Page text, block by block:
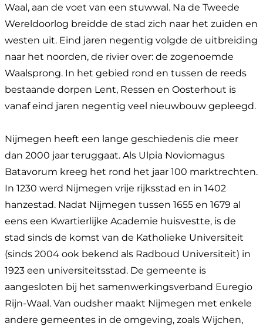
Waal, aan de voet van een stuwwal. Na de Tweede
Wereldoorlog breidde de stad zich naar het zuiden en
westen uit. Eind jaren negentig volgde de uitbreiding
naar het noorden, de rivier over: de zogenoemde
Waalsprong. In het gebied rond en tussen de reeds
bestaande dorpen Lent, Ressen en Oosterhout is
vanaf eind jaren negentig veel nieuwbouw gepleegd.
Nijmegen heeft een lange geschiedenis die meer
dan 2000 jaar teruggaat. Als Ulpia Noviomagus
Batavorum kreeg het rond het jaar 100 marktrechten.
In 1230 werd Nijmegen vrije rijksstad en in 1402
hanzestad. Nadat Nijmegen tussen 1655 en 1679 al
eens een Kwartierlijke Academie huisvestte, is de
stad sinds de komst van de Katholieke Universiteit
(sinds 2004 ook bekend als Radboud Universiteit) in
1923 een universiteitsstad. De gemeente is
aangesloten bij het samenwerkingsverband Euregio
Rijn-Waal. Van oudsher maakt Nijmegen met enkele
andere gemeentes in de omgeving, zoals Wijchen,